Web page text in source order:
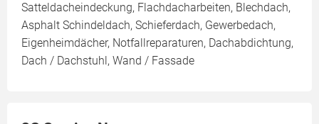
Satteldacheindeckung, Flachdacharbeiten, Blechdach,
Asphalt Schindeldach, Schieferdach, Gewerbedach,
Eigenheimdächer, Notfallreparaturen, Dachabdichtung,
Dach / Dachstuhl, Wand / Fassade